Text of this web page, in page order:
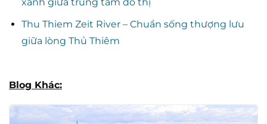
Thu Thiem Zeit River – Chuẩn sống thượng lưu
giữa lòng Thủ Thiêm
Blog Khác: